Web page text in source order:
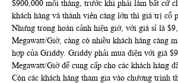
$900,000 mỗi tháng, trước khi phải làm bất cứ
khách hàng và thành viên càng lớn thì giá trị cổ
Nhưng trong hoàn cảnh hiện giờ, với giá sỉ là
Megawatt/Giờ, càng có nhiều khách hàng càng
hợp của Griddy. Griddy phải mua điện với giá
Megawatt/Giờ để cung cấp cho các khách hàng
Còn các khách hàng tham gia vào chương trình